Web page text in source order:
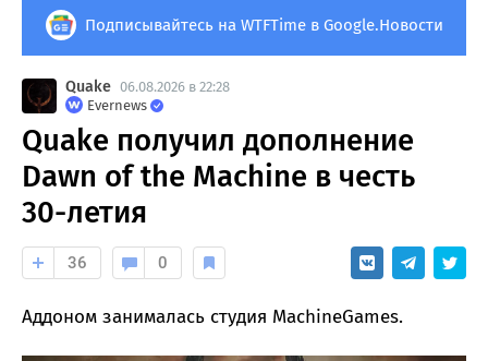
Подписывайтесь на WTFTime в Google.Новости
Quake 06.08.2026 в 22:28
Evernews
Quake получил дополнение
Dawn of the Machine в честь
30-летия
36 0
Аддоном занималась студия MachineGames.